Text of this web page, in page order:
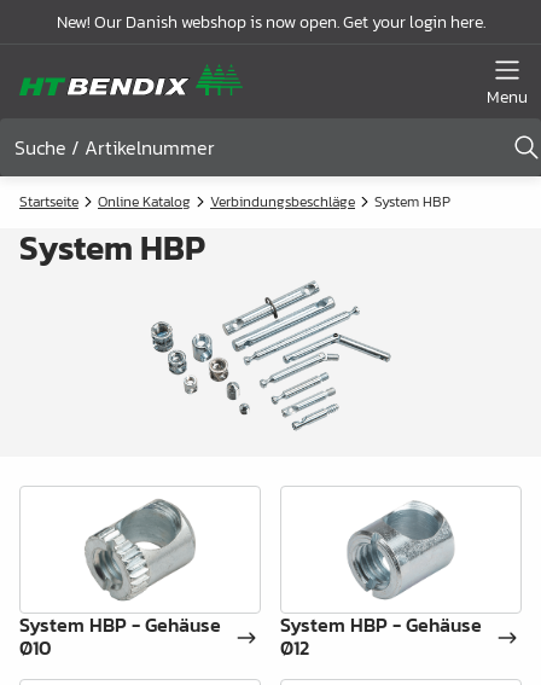
New! Our Danish webshop is now open. Get your login here.
Menu
Startseite Online Katalog Verbindungsbeschläge System HBP
System HBP
System HBP - Gehäuse
Ø10
System HBP - Gehäuse
Ø12